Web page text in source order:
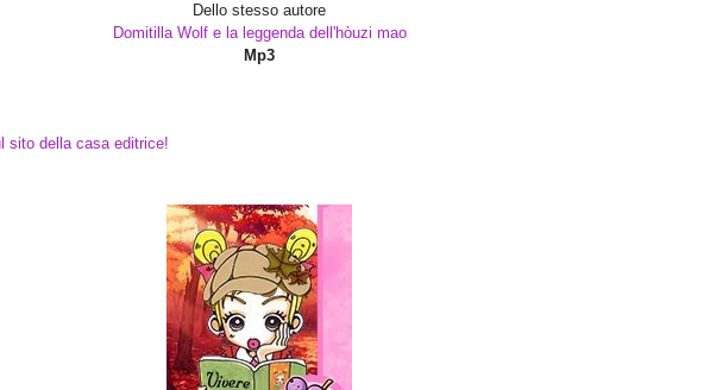
Dello stesso autore
Domitilla Wolf e la leggenda dell'hòuzi mao
Mp3
sito della casa editrice!